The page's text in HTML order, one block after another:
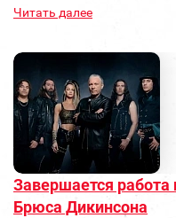
Читать далее
Завершается
Брюса Дикинсона